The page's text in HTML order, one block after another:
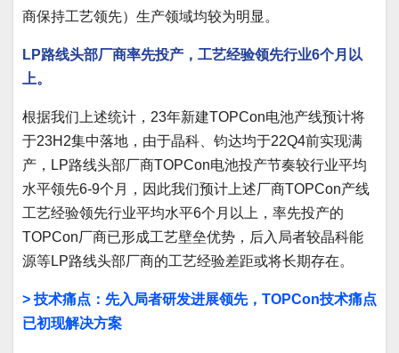
商保持工艺领先）生产领域均较为明显。
LP路线头部厂商率先投产，工艺经验领先行业6个月以
上。
根据我们上述统计，23年新建TOPCon电池产线预计将
于23H2集中落地，由于晶科、钧达均于22Q4前实现满
产，LP路线头部厂商TOPCon电池投产节奏较行业平均
水平领先6-9个月，因此我们预计上述厂商TOPCon产线
工艺经验领先行业平均水平6个月以上，率先投产的
TOPCon厂商已形成工艺壁垒优势，后入局者较晶科能
源等LP路线头部厂商的工艺经验差距或将长期存在。
> 技术痛点：先入局者研发进展领先，TOPCon技术痛点
已初现解决方案